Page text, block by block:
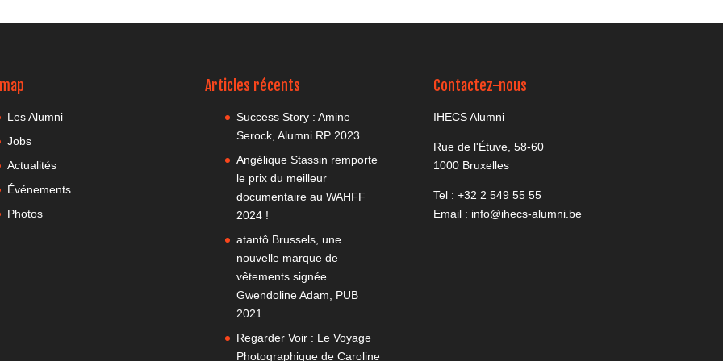
Les Alumni
Jobs
Actualités
Événements
Photos
Articles récents
Success Story : Amine
Serock, Alumni RP 2023
Angélique Stassin remporte
le prix du meilleur
documentaire au WAHFF
2024 !
atantô Brussels, une
nouvelle marque de
vêtements signée
Gwendoline Adam, PUB
2021
Regarder Voir : Le Voyage
Photographique de Caroline
Contactez-nous
IHECS Alumni
Rue de l'Étuve, 58-60
1000 Bruxelles
Tel :+32 2 549 55 55
Email : info@ihecs-alumni.be